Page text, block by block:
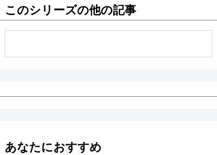
このシリーズの他の記事
あなたにおすすめ